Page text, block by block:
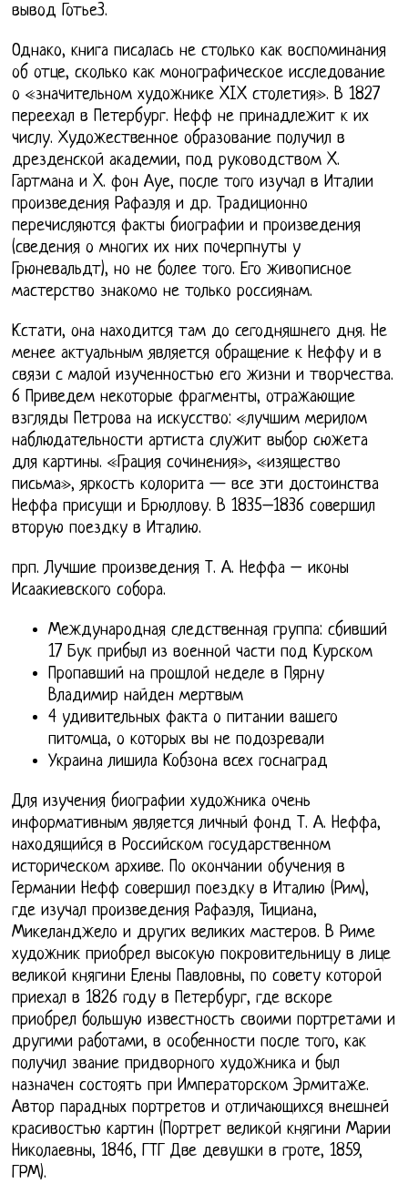
вывод Готье3.
Однако, книга писалась не столько как воспоминания
об отце, сколько как монографическое исследование
о «значительном художнике XIX столетия». В 1827
переехал в Петербург. Нефф не принадлежит к их
числу. Художественное образование получил в
дрезденской академии, под руководством X.
Гартмана и X. фон Ауе, после того изучал в Италии
произведения Рафаэля и др. Традиционно
перечисляются факты биографии и произведения
(сведения о многих их них почерпнуты у
Грюневальдт), но не более того. Его живописное
мастерство знакомо не только россиянам.
Кстати, она находится там до сегодняшнего дня. Не
менее актуальным является обращение к Неффу и в
связи с малой изученностью его жизни и творчества.
6 Приведем некоторые фрагменты, отражающие
взгляды Петрова на искусство: «лучшим мерилом
наблюдательности артиста служит выбор сюжета
для картины. «Грация сочинения», «изящество
письма», яркость колорита — все эти достоинства
Неффа присущи и Брюллову. В 1835–1836 совершил
вторую поездку в Италию.
прп. Лучшие произведения Т. А. Неффа – иконы
Исаакиевского собора.
Международная следственная группа: сбивший
17 Бук прибыл из военной части под Курском
Пропавший на прошлой неделе в Пярну
Владимир найден мертвым
4 удивительных факта о питании вашего
питомца, о которых вы не подозревали
Украина лишила Кобзона всех госнаград
Для изучения биографии художника очень
информативным является личный фонд Т. А. Неффа,
находящийся в Российском государственном
историческом архиве. По окончании обучения в
Германии Нефф совершил поездку в Италию (Рим),
где изучал произведения Рафаэля, Тициана,
Микеланджело и других великих мастеров. В Риме
художник приобрел высокую покровительницу в лице
великой княгини Елены Павловны, по совету которой
приехал в 1826 году в Петербург, где вскоре
приобрел большую известность своими портретами и
другими работами, в особенности после того, как
получил звание придворного художника и был
назначен состоять при Императорском Эрмитаже.
Автор парадных портретов и отличающихся внешней
красивостью картин (Портрет великой княгини Марии
Николаевны, 1846, ГТГ Две девушки в гроте, 1859,
ГРМ).